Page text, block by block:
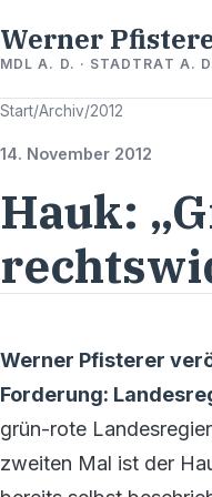
Werner
MDL A. D. · STADTRAT A.
Start/Archiv/2012
14. November 2012
Hauk:
Werner Pfisterer
Forderung:
grün-rote
zweiten Mal ist der